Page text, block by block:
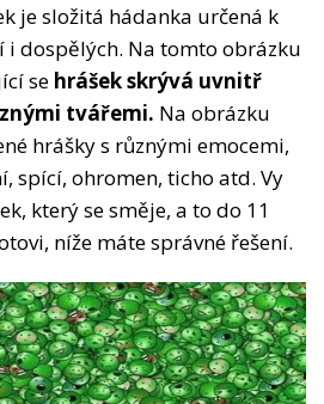
je složitá hádanka určená k
dospělých. Na tomto obrázku
se hrášek skrývá uvnitř
tvářemi. Na obrázku
hrášky s různými emocemi,
spící, ohromen, ticho atd. Vy
který se směje, a to do 11
níže máte správné řešení.